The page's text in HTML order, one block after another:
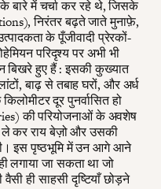
बारे में चर्चा कर रहे थे, जिसके
निरंतर बढ़ते जाते मुनाफ़े,
के पूँजीवादी प्रेरकों-
परिदृश्य पर अभी भी
बिखरे हुए हैं : इसकी कुख्यात
बाढ़ से तबाह घरों, और अर्ध
दूर पुनर्वासित हो
की परियोजनाओं के अवशेष
ले कर राय बेज़ो और उसकी
इस पृष्ठभूमि में उन आगे आने
लगाया जा सकता था जो
ही साहसी दृष्टियाँ छोड़ने